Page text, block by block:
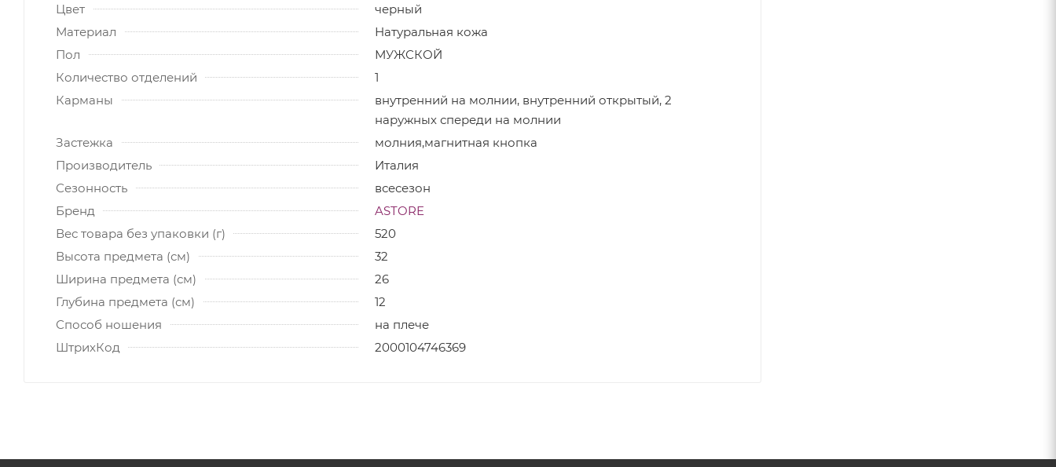
Цвет
черный
Материал
Натуральная кожа
Пол
МУЖСКОЙ
Количество отделений
1
Карманы
внутренний на молнии, внутренний открытый, 2
наружных спереди на молнии
Застежка
молния,магнитная кнопка
Производитель
Италия
Сезонность
всесезон
Бренд
ASTORE
Вес товара без упаковки (г)
520
Высота предмета (см)
32
Ширина предмета (см)
26
Глубина предмета (см)
12
Способ ношения
на плече
ШтрихКод
2000104746369